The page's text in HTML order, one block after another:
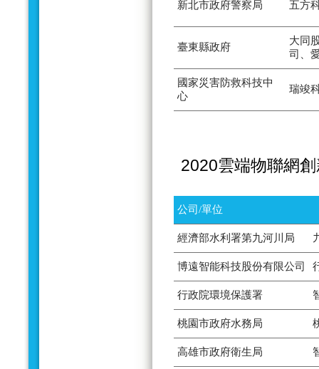
新北市政府警察局 五方
臺東縣政府
大同
司、
國家災害防救科技中
心
瑞竣
2020雲端物聯網
公司/單位
經濟部水利署第九河川局
博遠智能科技股份有限公司
行政院環境保護署
桃園市政府水務局
高雄市政府衛生局